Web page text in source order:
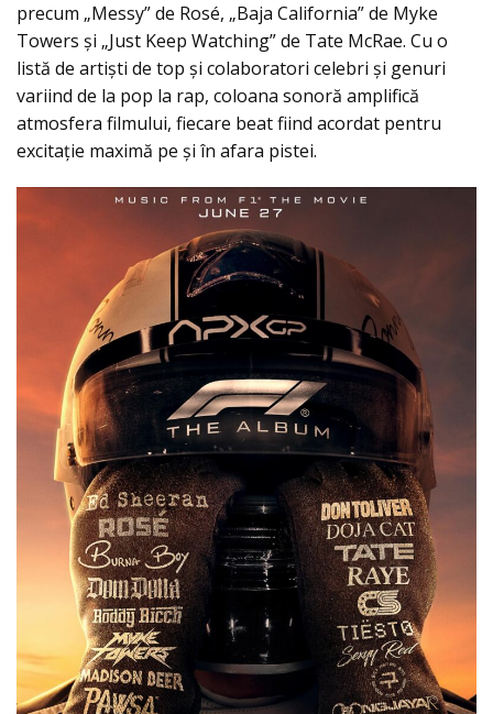
precum „Messy” de Rosé, „Baja California” de Myke
Towers și „Just Keep Watching” de Tate McRae. Cu o
listă de artiști de top și colaboratori celebri și genuri
variind de la pop la rap, coloana sonoră amplifică
atmosfera filmului, fiecare beat fiind acordat pentru
excitație maximă pe și în afara pistei.